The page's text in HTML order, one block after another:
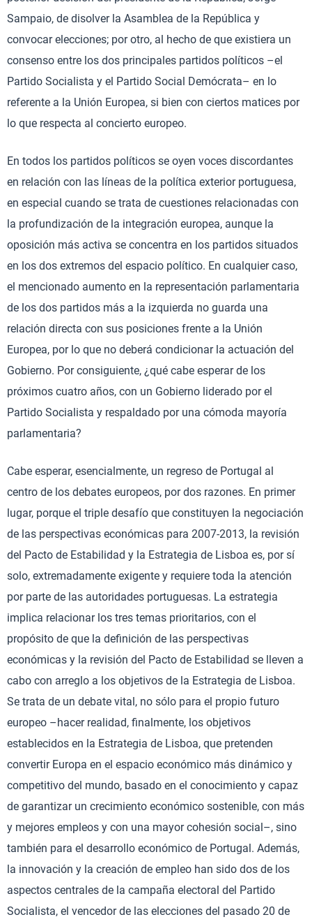
Sampaio, de disolver la Asamblea de la República y
convocar elecciones; por otro, al hecho de que existiera un
consenso entre los dos principales partidos políticos –el
Partido Socialista y el Partido Social Demócrata– en lo
referente a la Unión Europea, si bien con ciertos matices por
lo que respecta al concierto europeo.
En todos los partidos políticos se oyen voces discordantes
en relación con las líneas de la política exterior portuguesa,
en especial cuando se trata de cuestiones relacionadas con
la profundización de la integración europea, aunque la
oposición más activa se concentra en los partidos situados
en los dos extremos del espacio político. En cualquier caso,
el mencionado aumento en la representación parlamentaria
de los dos partidos más a la izquierda no guarda una
relación directa con sus posiciones frente a la Unión
Europea, por lo que no deberá condicionar la actuación del
Gobierno. Por consiguiente, ¿qué cabe esperar de los
próximos cuatro años, con un Gobierno liderado por el
Partido Socialista y respaldado por una cómoda mayoría
parlamentaria?
Cabe esperar, esencialmente, un regreso de Portugal al
centro de los debates europeos, por dos razones. En primer
lugar, porque el triple desafío que constituyen la negociación
de las perspectivas económicas para 2007-2013, la revisión
del Pacto de Estabilidad y la Estrategia de Lisboa es, por sí
solo, extremadamente exigente y requiere toda la atención
por parte de las autoridades portuguesas. La estrategia
implica relacionar los tres temas prioritarios, con el
propósito de que la definición de las perspectivas
económicas y la revisión del Pacto de Estabilidad se lleven a
cabo con arreglo a los objetivos de la Estrategia de Lisboa.
Se trata de un debate vital, no sólo para el propio futuro
europeo –hacer realidad, finalmente, los objetivos
establecidos en la Estrategia de Lisboa, que pretenden
convertir Europa en el espacio económico más dinámico y
competitivo del mundo, basado en el conocimiento y capaz
de garantizar un crecimiento económico sostenible, con más
y mejores empleos y con una mayor cohesión social–, sino
también para el desarrollo económico de Portugal. Además,
la innovación y la creación de empleo han sido dos de los
aspectos centrales de la campaña electoral del Partido
Socialista, el vencedor de las elecciones del pasado 20 de